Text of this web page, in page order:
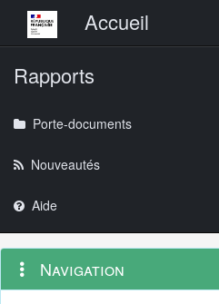
Menu principalAccueil
Rapports
Porte-documents
Nouveautés
Aide
Navigation
outils
Menu
contextuel
Navigation